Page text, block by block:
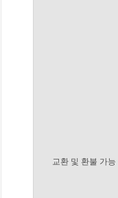
교환 및 환불 가능